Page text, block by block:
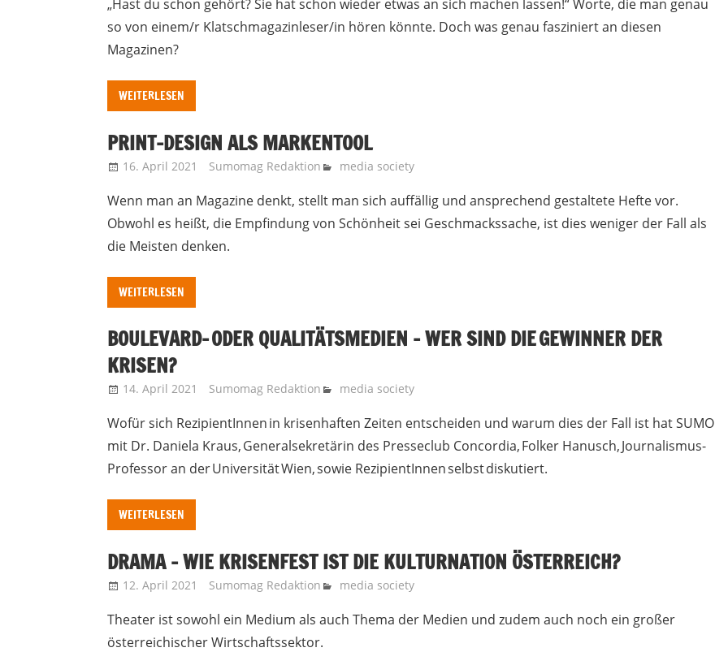
„Hast du schon gehört? Sie hat schon wieder etwas an sich machen lassen!“ Worte, die man genau
so von einem/r Klatschmagazinleser/in hören könnte. Doch was genau fasziniert an diesen
Magazinen?
WEITERLESEN
PRINT-DESIGN ALS MARKENTOOL
16. April 2021 Sumomag Redaktion media society
Wenn man an Magazine denkt, stellt man sich auffällig und ansprechend gestaltete Hefte vor.
Obwohl es heißt, die Empfindung von Schönheit sei Geschmackssache, ist dies weniger der Fall als
die Meisten denken.
WEITERLESEN
BOULEVARD- ODER QUALITÄTSMEDIEN – WER SIND DIE GEWINNER DER
KRISEN?
14. April 2021 Sumomag Redaktion media society
Wofür sich RezipientInnen in krisenhaften Zeiten entscheiden und warum dies der Fall ist hat SUMO
mit Dr. Daniela Kraus, Generalsekretärin des Presseclub Concordia, Folker Hanusch, Journalismus-
Professor an der Universität Wien, sowie RezipientInnen selbst diskutiert.
WEITERLESEN
DRAMA – WIE KRISENFEST IST DIE KULTURNATION ÖSTERREICH?
12. April 2021 Sumomag Redaktion media society
Theater ist sowohl ein Medium als auch Thema der Medien und zudem auch noch ein großer
österreichischer Wirtschaftssektor.